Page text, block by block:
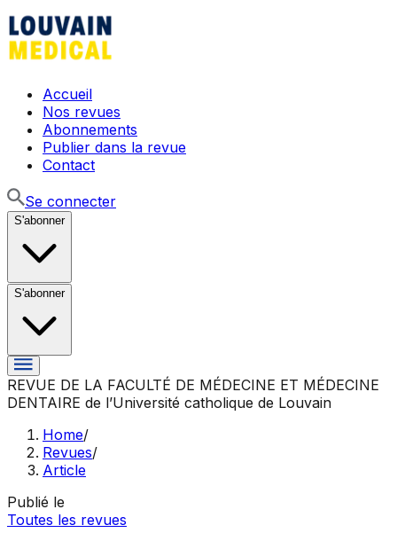
Accueil
Nos revues
Abonnements
Publier dans la revue
Contact
Se connecter
S'abonner
S'abonner
REVUE DE LA FACULTÉ DE MÉDECINE ET MÉDECINE
DENTAIRE de l’Université catholique de Louvain
Home/
Revues/
Article
Publié le
Toutes les revues